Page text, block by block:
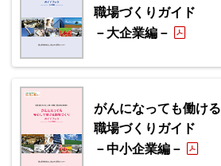
職場づくりガイド
－大企業編－
がんになっても働ける
職場づくりガイド
－中小企業編－